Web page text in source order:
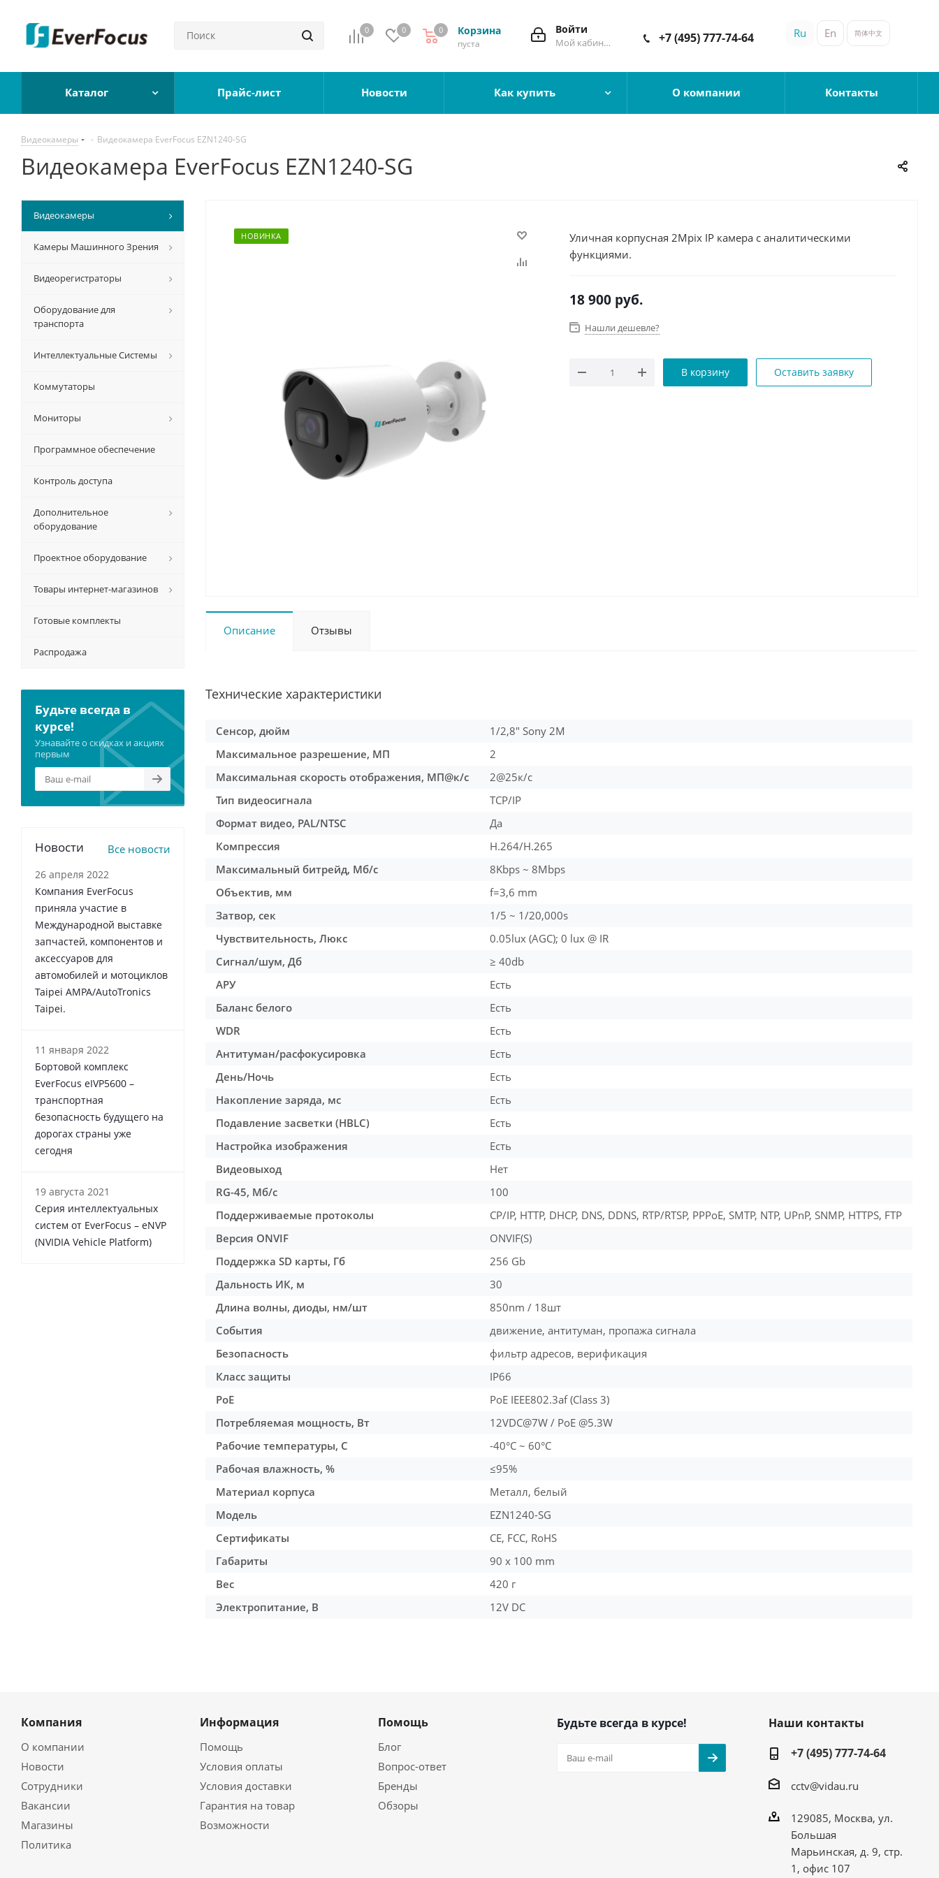
0 0 Корзина
пуста
0 Войти
Мой кабинет +7 (495) 777-74-64 Ru En 简体中文
Каталог Прайс-лист Новости Как купить О компании Контакты
Видеокамеры - Видеокамера EverFocus EZN1240-SG
Видеокамера EverFocus EZN1240-SG
НОВИНКА
Уличная корпусная 2Mpix IP камера с аналитическими
функциями.
18 900 руб.
Нашли дешевле?
В корзину Оставить заявку
Описание Отзывы
Технические характеристики
Сенсор, дюйм
1/2,8" Sony 2M
Максимальное разрешение, МП
2
Максимальная скорость отображения, МП@к/с
2@25к/c
Тип видеосигнала
TCP/IP
Формат видео, PAL/NTSC
Да
Компрессия
H.264/H.265
Максимальный битрейд, Мб/с
8Kbps ~ 8Mbps
Объектив, мм
f=3,6 mm
Затвор, сек
1/5 ~ 1/20,000s
Чувствительность, Люкс
0.05lux (AGC); 0 lux @ IR
Сигнал/шум, Дб
≥ 40db
АРУ
Есть
Баланс белого
Есть
WDR
Есть
Антитуман/расфокусировка
Есть
День/Ночь
Есть
Накопление заряда, мс
Есть
Подавление засветки (HBLC)
Есть
Настройка изображения
Есть
Видеовыход
Нет
RG-45, Мб/с
100
Поддерживаемые протоколы
CP/IP, HTTP, DHCP, DNS, DDNS, RTP/RTSP, PPPoE, SMTP, NTP, UPnP, SNMP, HTTPS, FTP
Версия ONVIF
ONVIF(S)
Поддержка SD карты, Гб
256 Gb
Дальность ИК, м
30
Длина волны, диоды, нм/шт
850nm / 18шт
События
движение, антитуман, пропажа сигнала
Безопасность
фильтр адресов, верификация
Класс защиты
IP66
PoE
PoE IEEE802.3af (Class 3)
Потребляемая мощность, Вт
12VDC@7W / PoE @5.3W
Рабочие температуры, С
-40°C ~ 60°C
Рабочая влажность, %
≤95%
Материал корпуса
Металл, белый
Модель
EZN1240-SG
Сертификаты
CE, FCC, RoHS
Габариты
90 x 100 mm
Вес
420 г
Электропитание, В
12V DC
Видеокамеры
Камеры Машинного Зрения
Видеорегистраторы
Оборудование для
транспорта
Интеллектуальные Системы
Коммутаторы
Мониторы
Программное обеспечение
Контроль доступа
Дополнительное
оборудование
Проектное оборудование
Товары интернет-магазинов
Готовые комплекты
Распродажа
Будьте всегда в
курсе!
Узнавайте о скидках и акциях
первым
Новости Все новости
26 апреля 2022
Компания EverFocus
приняла участие в
Международной выставке
запчастей, компонентов и
аксессуаров для
автомобилей и мотоциклов
Taipei AMPA/AutoTronics
Taipei.
11 января 2022
Бортовой комплекс
EverFocus eIVP5600 –
транспортная
безопасность будущего на
дорогах страны уже
сегодня
19 августа 2021
Серия интеллектуальных
систем от EverFocus – eNVP
(NVIDIA Vehicle Platform)
Компания
О компании
Новости
Сотрудники
Вакансии
Магазины
Политика
Информация
Помощь
Условия оплаты
Условия доставки
Гарантия на товар
Возможности
Помощь
Блог
Вопрос-ответ
Бренды
Обзоры
Будьте всегда в курсе!
Наши контакты
+7 (495) 777-74-64
cctv@vidau.ru
129085, Москва, ул.
Большая
Марьинская, д. 9, стр.
1, офис 107